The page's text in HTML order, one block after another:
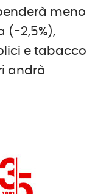
meno
(-2,5%),
e tabacco
andrà